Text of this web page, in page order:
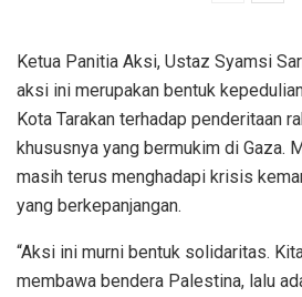
Ketua Panitia Aksi, Ustaz Syamsi
aksi ini merupakan bentuk
Kota Tarakan terhadap penderitaan
khususnya yang bermukim di Gaza.
masih terus menghadapi krisis
yang berkepanjangan.
“Aksi ini murni bentuk solidaritas.
membawa bendera Palestina, lalu